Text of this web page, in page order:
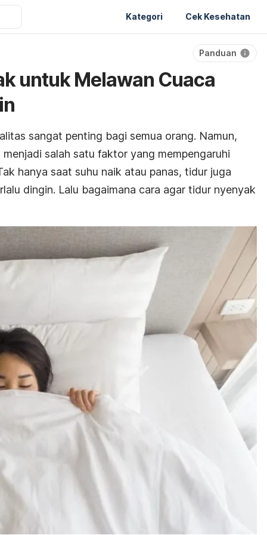
Kategori Cek Kesehatan
Panduan
untuk Melawan Cuaca
sangat penting bagi semua orang. Namun,
salah satu faktor yang mempengaruhi
hanya saat suhu naik atau panas, tidur juga
dingin. Lalu bagaimana cara agar tidur nyenyak